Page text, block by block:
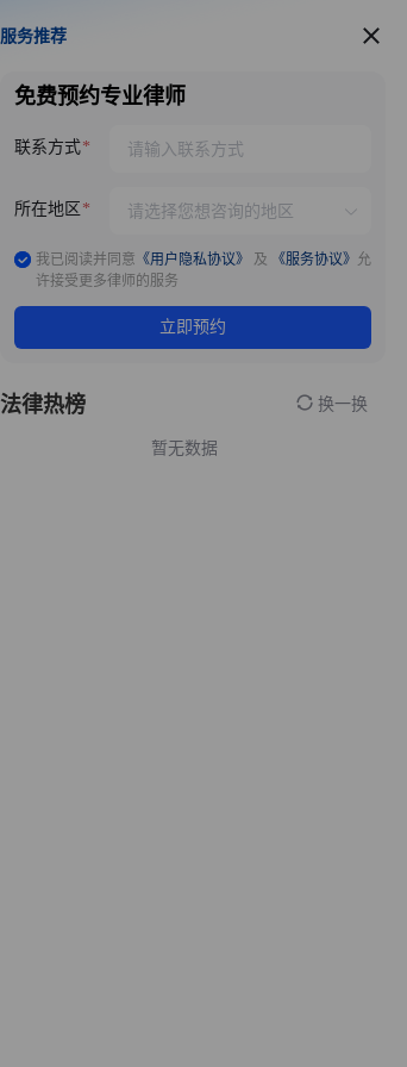
服务推荐
服务推荐
免费预约专业律师
联系方式
所在地区
我已阅读并同意 《用户隐私协议》 及 《服务协议》 允
许接受更多律师的服务
立即预约
法律热榜 换一换
暂无数据